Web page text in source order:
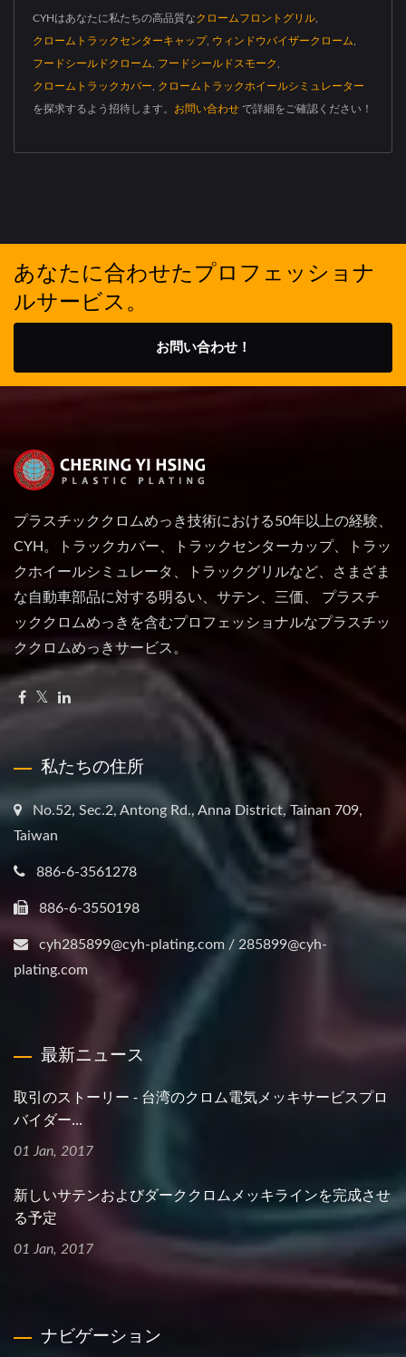
CYHはあなたに私たちの高品質なクロームフロントグリル,
クロームトラックセンターキャップ, ウィンドウバイザークローム,
フードシールドクローム, フードシールドスモーク,
クロームトラックカバー, クロームトラックホイールシミュレーター
を探求するよう招待します。 お問い合わせ で詳細をご確認ください！
あなたに合わせたプロフェッショナ
ルサービス。
お問い合わせ！
プラスチッククロムめっき技術における50年以上の経験、
CYH。トラックカバー、トラックセンターカップ、トラッ
クホイールシミュレータ、トラックグリルなど、さまざま
な自動車部品に対する明るい、サテン、三価、 プラスチ
ッククロムめっきを含むプロフェッショナルなプラスチッ
ククロムめっきサービス。
私たちの住所
No.52, Sec.2, Antong Rd., Anna District, Tainan 709,
Taiwan
886-6-3561278
886-6-3550198
cyh285899@cyh-plating.com / 285899@cyh-
plating.com
最新ニュース
取引のストーリー - 台湾のクロム電気メッキサービスプロ
バイダー...
01 Jan, 2017
新しいサテンおよびダーククロムメッキラインを完成させ
る予定
01 Jan, 2017
ナビゲーション